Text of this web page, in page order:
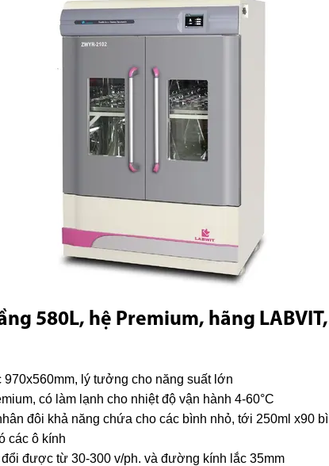
580L, hệ Premium, hãng LABVIT,
970x560mm, lý tưởng cho năng suất lớn
có làm lạnh cho nhiệt độ vận hành 4-60°C
đôi khả năng chứa cho các bình nhỏ, tới 250ml x90
các ô kính
được từ 30-300 v/ph. và đường kính lắc 35mm